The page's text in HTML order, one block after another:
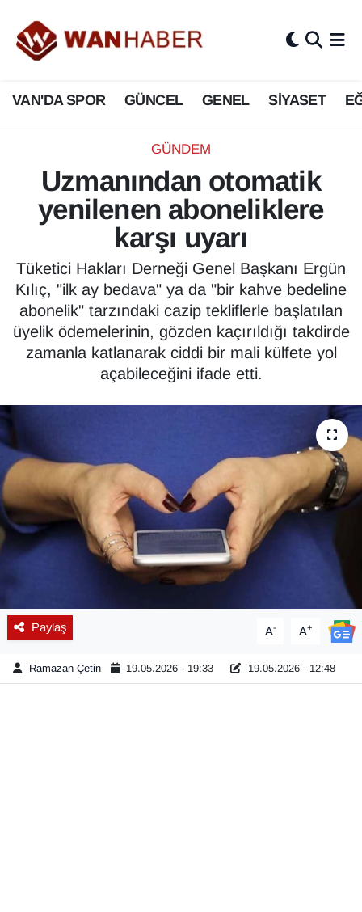
VAN'DA SPOR GÜNCEL GENEL SİYASET
GÜNDEM
Uzmanından otomatik
yenilenen aboneliklere
karşı uyarı
Tüketici Hakları Derneği Genel Başkanı Ergün
Kılıç, "ilk ay bedava" ya da "bir kahve bedeline
abonelik" tarzındaki cazip tekliflerle başlatılan
üyelik ödemelerinin, gözden kaçırıldığı takdirde
zamanla katlanarak ciddi bir mali külfete yol
açabileceğini ifade etti.
Paylaş A- A+
Ramazan Çetin 19.05.2026 - 19:33 19.05.2026 - 12:48
3.SAYFA
ASAYİŞ
BİLİM VE TEKNOLOJİ
Biyografi
Bölge Haberleri
ÇEVRE
Deprem
Dernekler, Odalar
EĞİTİM
EKONOMİ
Eleman
En çok konuşulanlar
GENEL
Van Nöbetçi Eczaneler
Van Hava Durumu
Van Namaz Vakitleri
Van Trafik Yoğunluk Haritası
Süper Lig Puan Durumu ve Fikstür
Tüm Manşetler
Son Dakika Haberleri
Haber Arşivi